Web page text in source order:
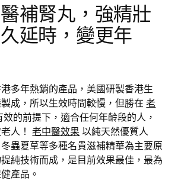
補腎丸，強精壯
延時，變更年
多年熱銷的產品，美國研製香港生
成，所以生效時間較慢，但勝在老
的前提下，適合任何年齡段的人，
老人！老中醫效果 以純天然優質人
蟲夏草等多種名貴滋補精華為主要原
純技術而成，是目前效果最佳，最為
產品。